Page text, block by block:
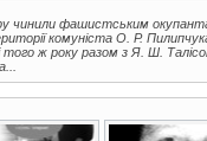
чинили фашистським
комуніста О. Р.
того ж року разом з Я. Ш.